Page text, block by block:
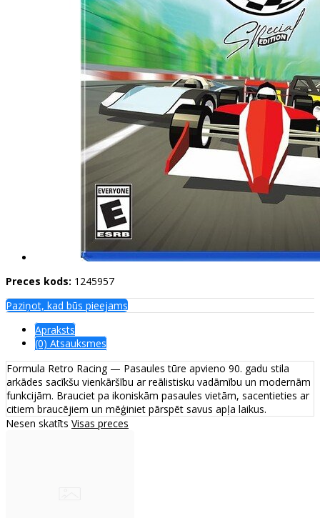
Preces kods: 1245957
Paziņot, kad būs pieejams
Apraksts
(0) Atsauksmes
Formula Retro Racing — Pasaules tūre apvieno 90. gadu stila
arkādes sacīkšu vienkāršību ar reālistisku vadāmību un modernām
funkcijām. Brauciet pa ikoniskām pasaules vietām, sacentieties ar
citiem braucējiem un mēģiniet pārspēt savus apļa laikus.
Nesen skatīts Visas preces